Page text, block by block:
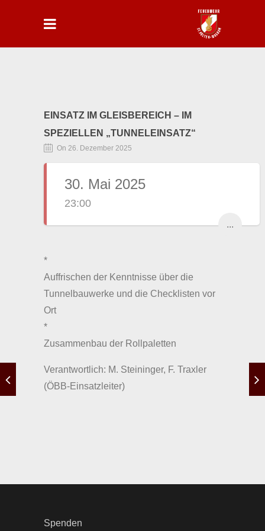
EINSATZ IM GLEISBEREICH – IM
SPEZIELLEN „TUNNELEINSATZ“
On 26. Dezember 2025
30. Mai 2025
23:00
...
*
Auffrischen der Kenntnisse über die
Tunnelbauwerke und die Checklisten vor
Ort
*
Zusammenbau der Rollpaletten
Verantwortlich: M. Steininger, F. Traxler
(ÖBB-Einsatzleiter)
Spenden